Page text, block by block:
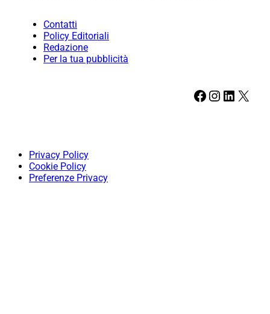
Contatti
Policy Editoriali
Redazione
Per la tua pubblicità
Facebook Instagram LinkedIn X
Privacy Policy
Cookie Policy
Preferenze Privacy